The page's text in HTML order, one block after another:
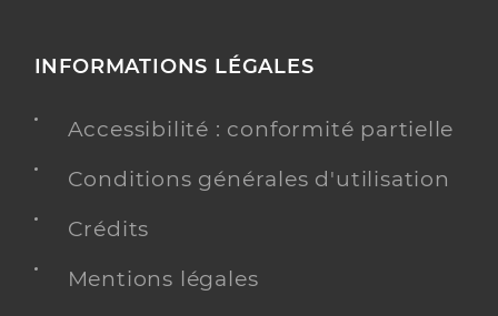
INFORMATIONS LÉGALES
Accessibilité : conformité partielle
Conditions générales d'utilisation
Crédits
Mentions légales